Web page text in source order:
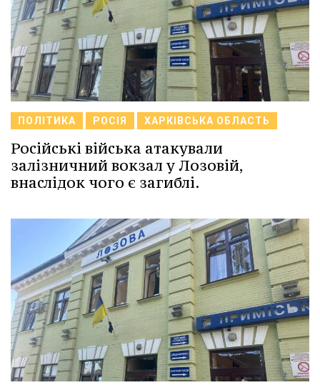
ПОЛІТИКА РОСІЯ ХАРКІВСЬКА ОБЛАСТЬ
Російські війська атакували
залізничний вокзал у Лозовій,
внаслідок чого є загиблі.